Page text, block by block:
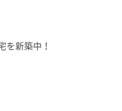
を新築中！